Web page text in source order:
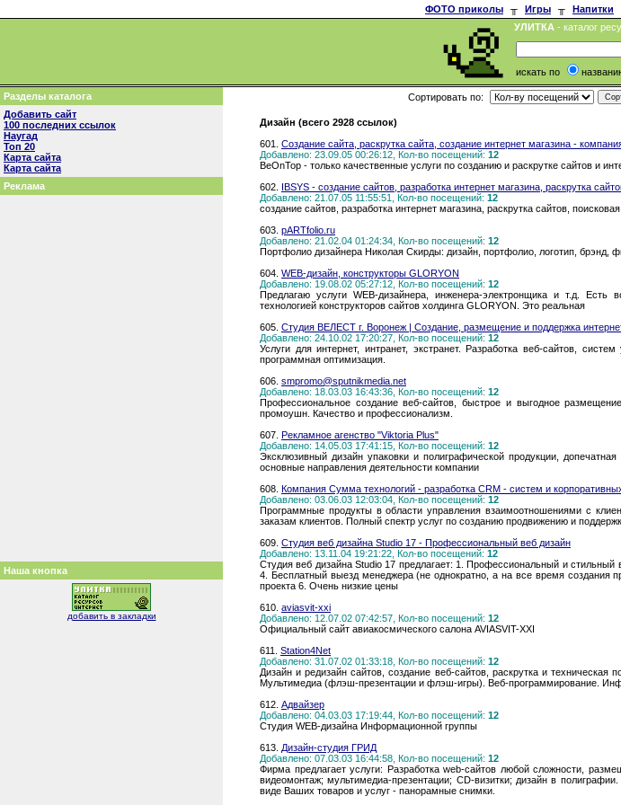
ФОТО приколы ╥ Игры ╥ Напитки
УЛИТКА - каталог
искать по
Разделы каталога
Добавить сайт
100 последних ссылок
Наугад
Топ 20
Карта сайта
Карта сайта
Реклама
Наша кнопка
добавить в закладки
Сортировать по:
Дизайн (всего 2928 ссылок)
601. Cоздание сайта, раскрутка сайта, создание интернет магазина -
Добавлено: 23.09.05 00:26:12, Кол-во посещений: 12
BeOnTop - только качественные услуги по созданию и раскрутке сайтов и
602. IBSYS - создание сайтов, разработка интернет магазина, раскрутка
Добавлено: 21.07.05 11:55:51, Кол-во посещений: 12
создание сайтов, разработка интернет магазина, раскрутка сайтов,
603. pARTfolio.ru
Добавлено: 21.02.04 01:24:34, Кол-во посещений: 12
Портфолио дизайнера Николая Скирды: дизайн, портфолио, логотип, брэнд,
604. WEB-дизайн, конструкторы GLORYON
Добавлено: 19.08.02 05:27:12, Кол-во посещений: 12
Предлагаю услуги WEB-дизайнера, инженера-электронщика и т.д.
технологией конструкторов сайтов холдинга GLORYON. Это реальная
605. Студия ВЕЛЕСТ г. Воронеж | Создание, размещение и поддержка
Добавлено: 24.10.02 17:20:27, Кол-во посещений: 12
Услуги для интернет, интранет, экстранет. Разработка веб-сайтов,
программная оптимизация.
606. smpromo@sputnikmedia.net
Добавлено: 18.03.03 16:43:36, Кол-во посещений: 12
Профессиональное создание веб-сайтов, быстрое и выгодное
промоушн. Качество и профессионализм.
607. Рекламное агенство "Viktoria Plus"
Добавлено: 14.05.03 17:41:15, Кол-во посещений: 12
Эксклюзивный дизайн упаковки и полиграфической продукции,
основные направления деятельности компании
608. Компания Сумма технологий - разработка CRM - систем и
Добавлено: 03.06.03 12:03:04, Кол-во посещений: 12
Программные продукты в области управления взаимоотношениями с
заказам клиентов. Полный спектр услуг по созданию продвижению и
609. Студия веб дизайна Studio 17 - Профессиональный веб дизайн
Добавлено: 13.11.04 19:21:22, Кол-во посещений: 12
Студия веб дизайна Studio 17 предлагает: 1. Профессиональный и
4. Бесплатный выезд менеджера (не однократно, а на все время создания
проекта 6. Очень низкие цены
610. aviasvit-xxi
Добавлено: 12.07.02 07:42:57, Кол-во посещений: 12
Официальный сайт авиакосмического салона AVIASVIT-XXI
611. Station4Net
Добавлено: 31.07.02 01:33:18, Кол-во посещений: 12
Дизайн и редизайн сайтов, создание веб-сайтов, раскрутка и техническая
Мультимедиа (флэш-презентации и флэш-игры). Веб-программирование.
612. Адвайзер
Добавлено: 04.03.03 17:19:44, Кол-во посещений: 12
Студия WEB-дизайна Информационной группы
613. Дизайн-студия ГРИД
Добавлено: 07.03.03 16:44:58, Кол-во посещений: 12
Фирма предлагает услуги: Разработка web-сайтов любой сложности,
видеомонтаж; мультимедиа-презентации; CD-визитки; дизайн в
виде Ваших товаров и услуг - панорамные снимки.